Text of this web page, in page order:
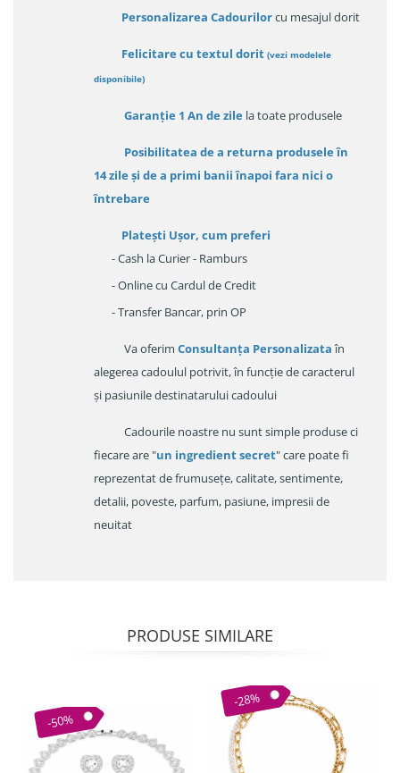
Personalizarea Cadourilorcu mesajul dorit
Felicitare cu textul dorit (vezi modelele
disponibile)
Garanție 1 An de zile la toate produsele
Posibilitatea de a returna produsele în
14 zileși de a primi banii înapoi fara nici o
întrebare
Platești Ușor, cum preferi
- Cash la Curier - Ramburs
- Online cu Cardul de Credit
- Transfer Bancar, prin OP
Va oferim Consultanța Personalizataîn
alegerea cadoulul potrivit, în funcție de caracterul
și pasiunile destinatarului cadoului
Cadourile noastre nu sunt simple produse ci
fiecare are "un ingredient secret" care poate fi
reprezentat de frumusețe, calitate, sentimente,
detalii, poveste, parfum, pasiune, impresii de
neuitat
PRODUSE SIMILARE
-50%
-28%